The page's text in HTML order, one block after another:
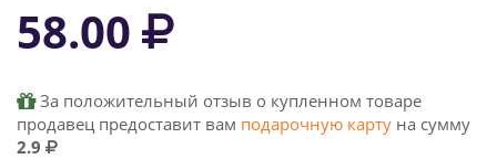
58.00
За положительный отзыв о купленном товаре
продавец предоставит вам подарочную карту на сумму
2.9